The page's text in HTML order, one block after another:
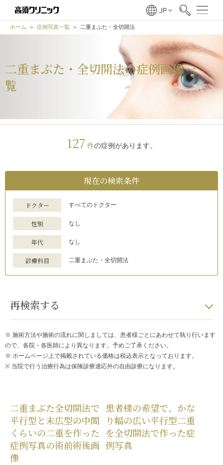
ホーム 症例写真一覧 二重まぶた・全切開法
二重まぶた・全切開法の症例画像一
覧
127 件の症例があります。
現在の検索条件
ドクター すべてのドクター
性別 なし
年代 なし
診療科目 二重まぶた・全切開法
再検索する
※ 施術方法や施術の流れに関しましては、患者様ごとにあわせて執り行います
ので、各院・各医師により異なります。予めご了承ください。
※ ホームページ上で掲載されている価格は税込表示となっております。
※ 当院で行う治療行為は保険診療適応外の自由診療になります。
二重まぶた全切開法で
平行型と末広型の中間
くらいの二重を作った
症例写真の術前術後画
像
患者様の希望で、かな
り幅の広い平行型二重
を全切開法で作った症
例写真